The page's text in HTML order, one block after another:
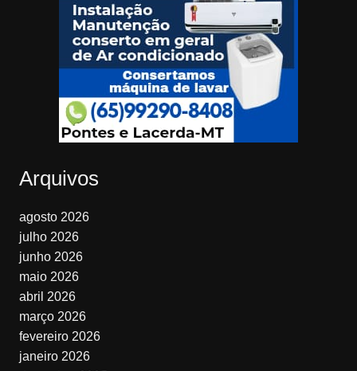
Arquivos
agosto 2026
julho 2026
junho 2026
maio 2026
abril 2026
março 2026
fevereiro 2026
janeiro 2026